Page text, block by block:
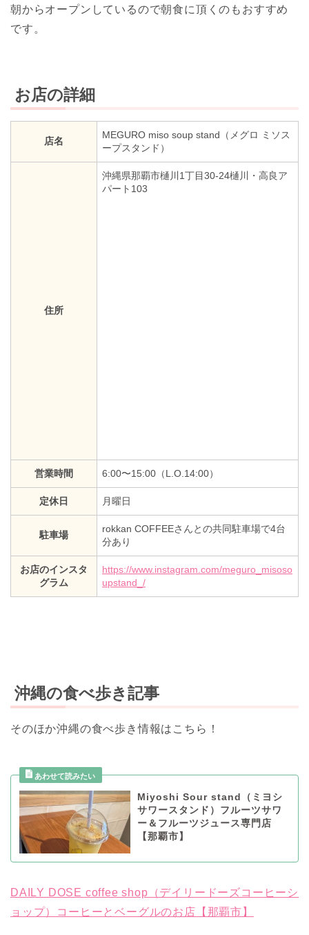
朝からオープンしているので朝食に頂くのもおすすめ
です。
お店の詳細
店名
MEGURO miso soup stand（メグロ ミソス
ープスタンド）
住所
沖縄県那覇市樋川1丁目30-24樋川・高良ア
パート103
営業時間 6:00〜15:00（L.O.14:00）
定休日 月曜日
駐車場
rokkan COFFEEさんとの共同駐車場で4台
分あり
お店のインスタ
グラム
https://www.instagram.com/meguro_misoso
upstand_/
沖縄の食べ歩き記事
そのほか沖縄の食べ歩き情報はこちら！
Miyoshi Sour stand（ミヨシ
サワースタンド）フルーツサワ
ー＆フルーツジュース専門店
【那覇市】
DAILY DOSE coffee shop（デイリードーズコーヒーシ
ョップ）コーヒーとベーグルのお店【那覇市】